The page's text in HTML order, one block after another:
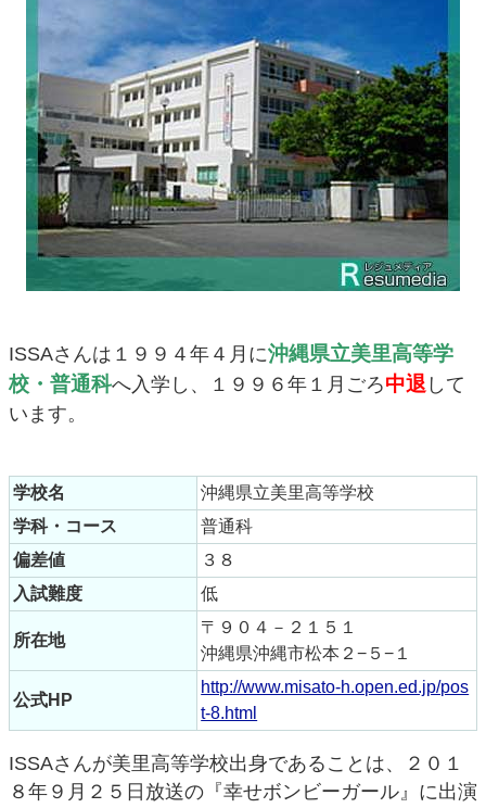
ISSAさんは１９９４年４月に沖縄県立美里高等学
校・普通科へ入学し、１９９６年１月ごろ中退 して
います。
学校名
沖縄県立美里高等学校
学科・コース
普通科
偏差値
３８
入試難度
低
所在地
〒９０４－２１５１
沖縄県沖縄市松本２−５−１
公式HP
http://www.misato-h.open.ed.jp/pos
t-8.html
ISSAさんが美里高等学校出身であることは、２０１
８年９月２５日放送の『幸せボンビーガール』に出演